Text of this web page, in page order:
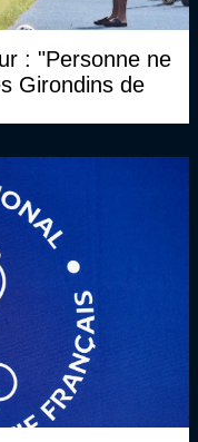
: "Personne ne
Girondins de